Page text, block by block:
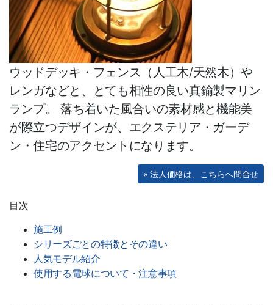
ウッドデッキ・フェンス（人工木/天然木）や
レンガなどと、とても相性の良い真鍮製マリン
ランプ。 落ち着いた風合いの素材感と機能美
が際立つデザインが、エクステリア・ガーデ
ン・住宅のアクセントになります。
» 法人価格は、こちらへ問合せ
目次
施工例
シリーズごとの特徴とその違い
人気モデル紹介
使用する電球について・注意事項
杉 桧 丸太杭・測量木杭
アルミ支柱（定尺・即納）
枕木（コンクリート・堅木・防
腐）
石材
ガーデンファニチャー
ウッドパネル
ポリカーボネート
バークチップ